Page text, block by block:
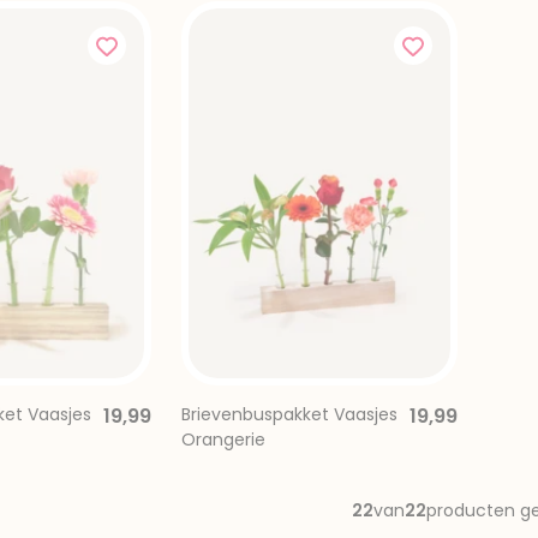
Vaasjes 19,99
Brievenbuspakket Vaasjes
Orangerie
19,99
22van22producten